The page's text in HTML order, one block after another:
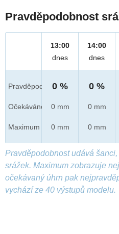
Pravděpodobnost
Pravděpod.
Očekáváno
Maximum
13:00
dnes
0 %
0 mm
0 mm
14:00
dnes
0 %
0 mm
0 mm
Pravděpodobnost udává
srážek. Maximum zobrazuje
očekávaný úhrn pak
vychází ze 40 výstupů modelu.